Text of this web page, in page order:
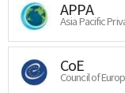
APPA
Asia Pacific
CoE
Council of